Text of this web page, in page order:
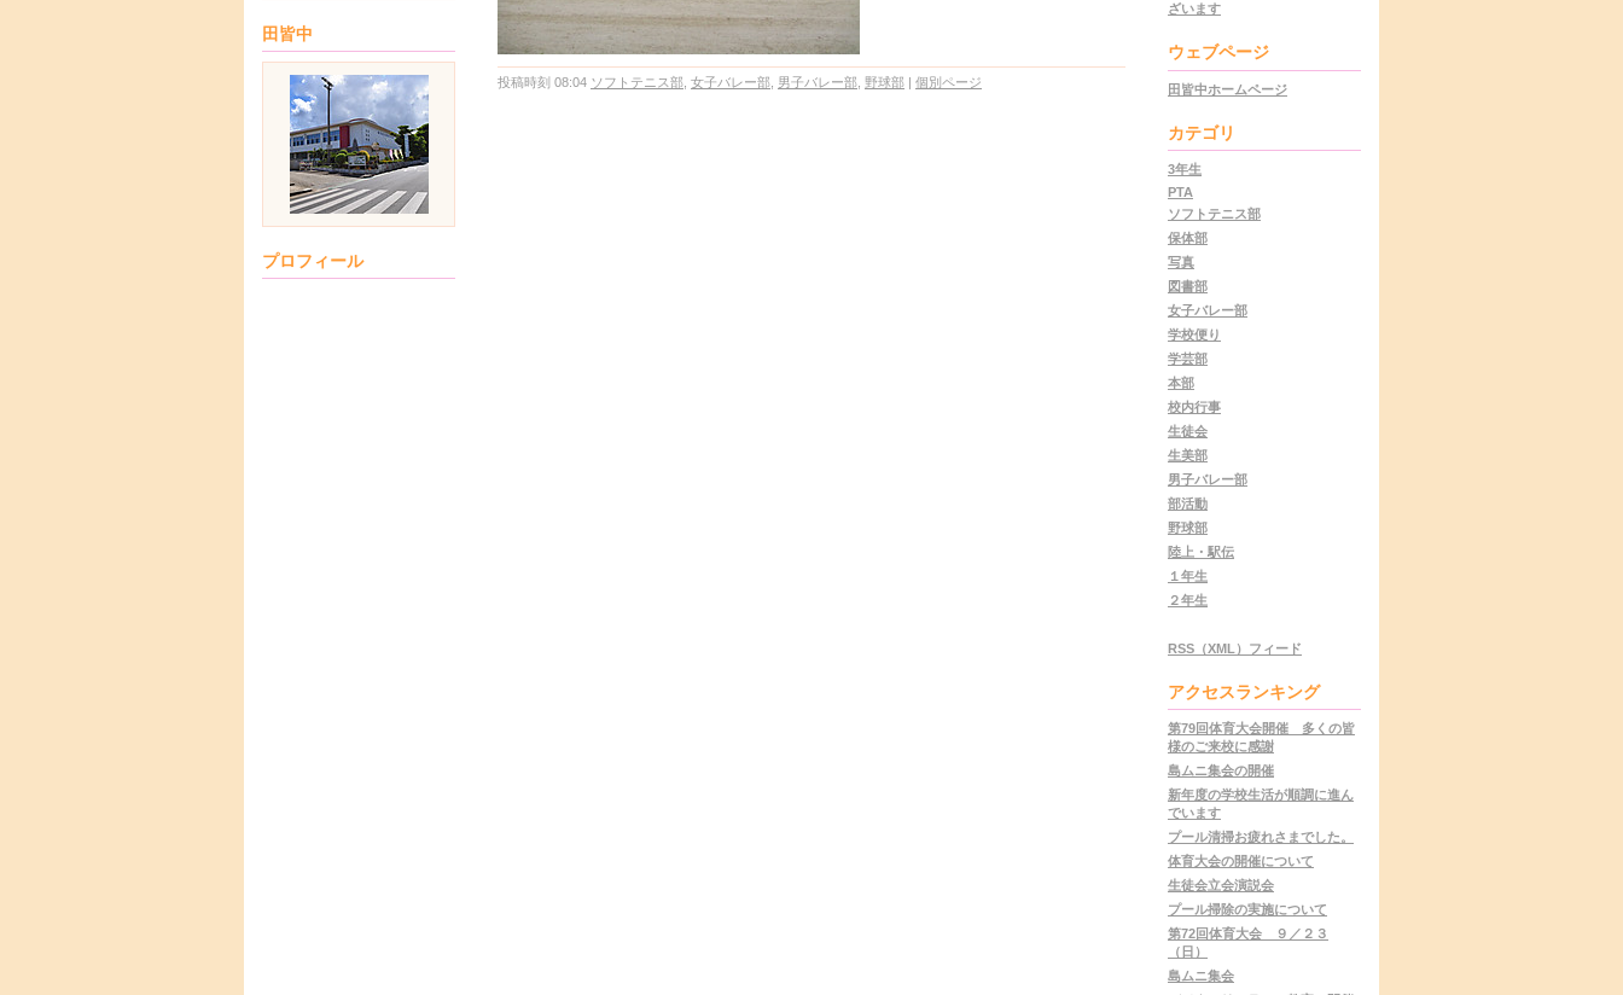
田皆中
プロフィール
投稿時刻 08:04 ソフトテニス部 女子バレー部 男子バレー部 野球部 | 個別ページ
ざいます
ウェブページ
田皆中ホームページ
カテゴリ
3年生
PTA
ソフトテニス部
保体部
写真
図書部
女子バレー部
学校便り
学芸部
本部
校内行事
生徒会
生美部
男子バレー部
部活動
野球部
陸上・駅伝
１年生
２年生
RSS（XML）フィード
アクセスランキング
第79回体育大会開催 多くの皆
様のご来校に感謝
島ムニ集会の開催
新年度の学校生活が順調に進ん
でいます
プール清掃お疲れさまでした。
体育大会の開催について
生徒会立会演説会
プール掃除の実施について
第72回体育大会 ９／２３
（日）
島ムニ集会